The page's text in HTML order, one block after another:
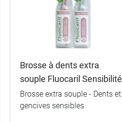
Brosse à dents extra
souple Fluocaril Sensibilité
Brosse extra souple - Dents et
gencives sensibles